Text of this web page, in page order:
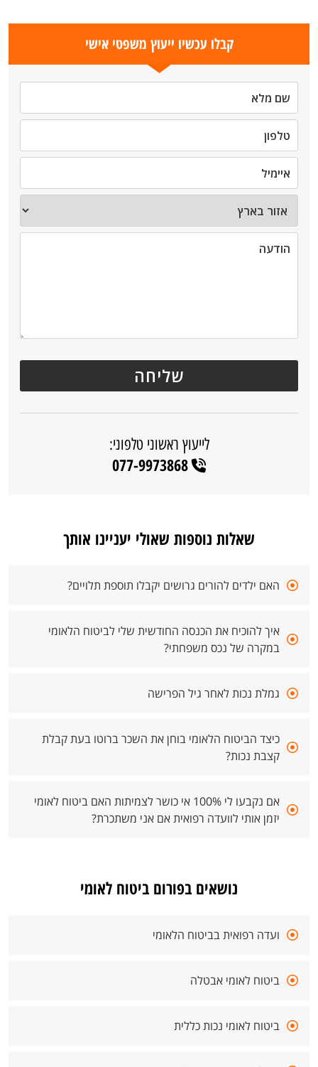
קבלו עכשיו ייעוץ משפטי אישי
לייעוץ ראשוני טלפוני:
077-9973868
שאלות נוספות שאולי יעניינו אותך
האם ילדים להורים גרושים יקבלו תוספת תלויים?
איך להוכיח את הכנסה החודשית שלי לביטוח הלאומי
במקרה של נכס משפחתי?
גמלת נכות לאחר גיל הפרישה
כיצד הביטוח הלאומי בוחן את השכר ברוטו בעת קבלת
קצבת נכות?
אם נקבעו לי 100% אי כושר לצמיתות האם ביטוח לאומי
יזמן אותי לוועדה רפואית אם אני משתכרת?
נושאים בפורום ביטוח לאומי
ועדה רפואית בביטוח הלאומי
ביטוח לאומי אבטלה
ביטוח לאומי נכות כללית